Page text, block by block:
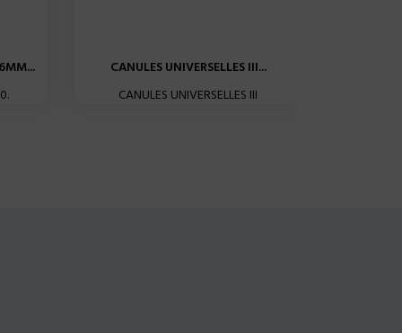
CANULES UNIVERSELLES III...
CANULES UNIVERSELLES III